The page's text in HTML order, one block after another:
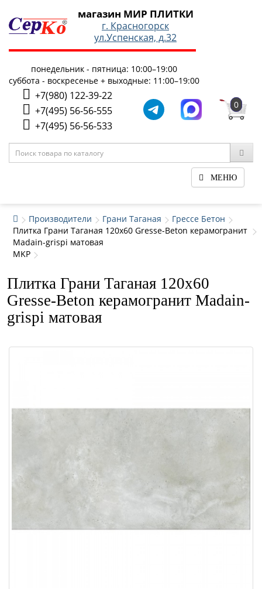
магазин МИР ПЛИТКИ
г. Красногорск
ул.Успенская, д.32
понедельник - пятница: 10:00–19:00
суббота - воскресенье + выходные: 11:00–19:00
+7(980) 122-39-22
+7(495) 56-56-555
+7(495) 56-56-533
0
МЕНЮ
Производители Грани Таганая
Грессе Бетон
Плитка Грани Таганая 120x60 Gresse-Beton керамогранит
Madain-grispi матовая
MKP
Плитка Грани Таганая 120x60
Gresse-Beton керамогранит Madain-
grispi матовая